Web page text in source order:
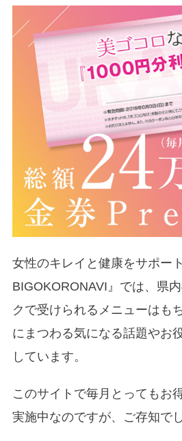
女性のキレイと健康をサポー
BIGOKORONAVI』では、県
クで受けられるメニューはも
にまつわる気になる話題やお
しています。
このサイトで毎月とってもお
実施中なのですが、ご存知で